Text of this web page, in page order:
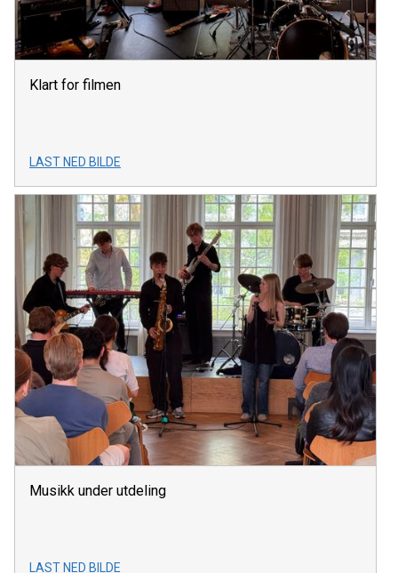
Klart for filmen
LAST NED BILDE
Musikk under utdeling
LAST NED BILDE